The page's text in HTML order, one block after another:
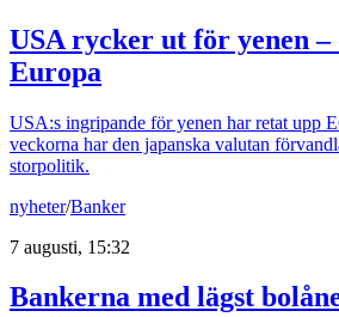
USA rycker ut för yenen
Europa
USA:s ingripande för yenen har retat upp
veckorna har den japanska valutan
storpolitik.
nyheter/Banker
7 augusti, 15:32
Bankerna med lägst